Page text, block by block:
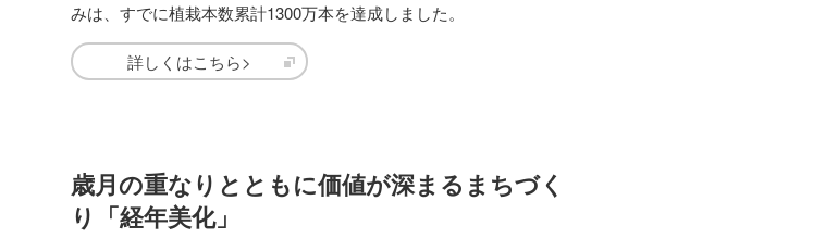
みは、すでに植栽本数累計1300万本を達成しました。
詳しくはこちら>
歳月の重なりとともに価値が深まるまちづく
り「経年美化」